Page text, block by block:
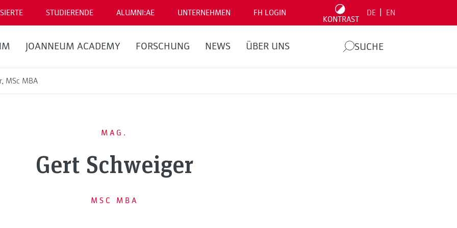
STUDIERENDE ALUMNI:AE UNTERNEHMEN FH LOGIN
KONTRAST
DE EN
JOANNEUM ACADEMY FORSCHUNG NEWS ÜBER UNS SUCHE
MSc MBA
MAG.
Gert Schweiger
MSC MBA